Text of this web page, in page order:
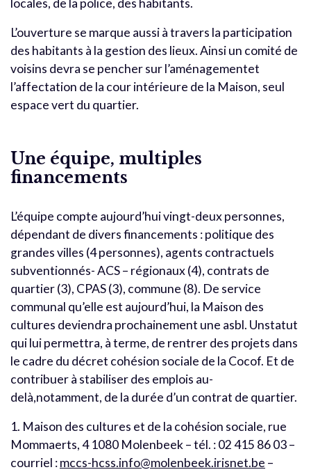
L’ouverture se marque aussi à travers la participation
des habitants à la gestion des lieux. Ainsi un comité de
voisins devra se pencher sur l’aménagementet
l’affectation de la cour intérieure de la Maison, seul
espace vert du quartier.
Une équipe, multiples
financements
L’équipe compte aujourd’hui vingt-deux personnes,
dépendant de divers financements : politique des
grandes villes (4 personnes), agents contractuels
subventionnés- ACS – régionaux (4), contrats de
quartier (3), CPAS (3), commune (8). De service
communal qu’elle est aujourd’hui, la Maison des
cultures deviendra prochainement une asbl. Unstatut
qui lui permettra, à terme, de rentrer des projets dans
le cadre du décret cohésion sociale de la Cocof. Et de
contribuer à stabiliser des emplois au-
delà,notamment, de la durée d’un contrat de quartier.
1. Maison des cultures et de la cohésion sociale, rue
Mommaerts, 4 1080 Molenbeek – tél. : 02 415 86 03 –
courriel :mccs-hcss.info@molenbeek.irisnet.be –